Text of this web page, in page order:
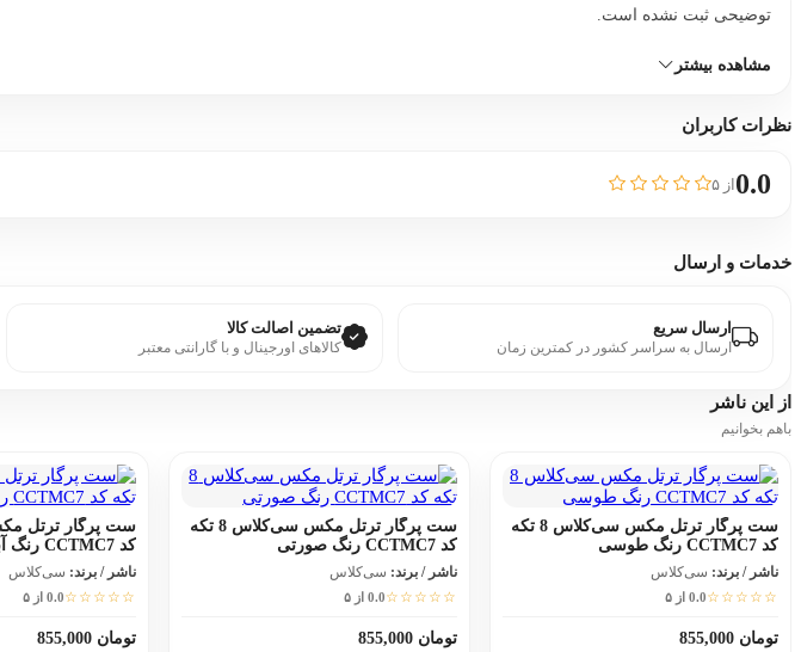
توضیحی ثبت نشده است.
مشاهده بیشتر
نظرات کاربران
0.0از ۵
خدمات و ارسال
ارسال سریع
ارسال به سراسر کشور در کمترین زمان
تضمین اصالت کالا
کالاهای اورجینال و با گارانتی معتبر
از این ناشر
باهم بخوانیم
ست پرگار ترتل مکس سی‌کلاس 8 تکه
کد CCTMC7 رنگ طوسی
ناشر / برند: سی‌کلاس
☆☆☆☆☆0.0 از ۵
تومان 855,000
ست پرگار ترتل مکس سی‌کلاس 8 تکه
کد CCTMC7 رنگ صورتی
ناشر / برند: سی‌کلاس
☆☆☆☆☆0.0 از ۵
تومان 855,000
کد CCTMC7 رنگ آبی
ناشر / برند: سی‌کلاس
☆☆☆☆☆0.0 از ۵
تومان 855,000